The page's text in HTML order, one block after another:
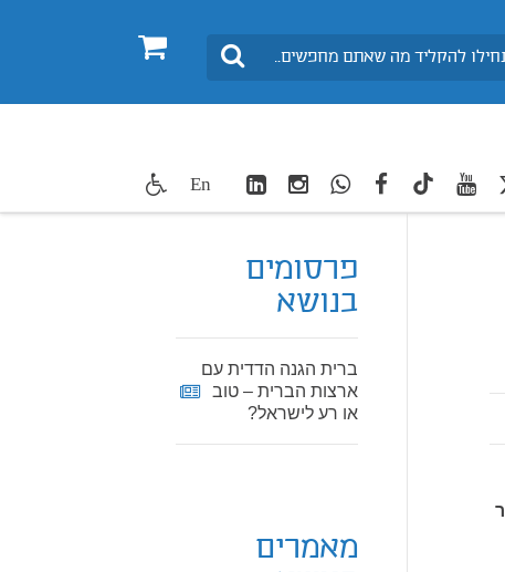
0 חיפוש
twitter
youtube
TikTok
facebook
WhatsApp
Instagram
LinkedIn
En
פרסומים
בנושא
ברית הגנה הדדית עם
ארצות הברית – טוב
או רע לישראל?
מאמרים